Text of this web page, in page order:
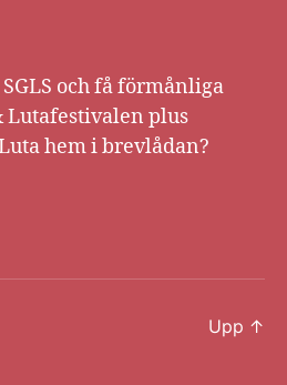
och få förmånliga
Lutafestivalen plus
hem i brevlådan?
Upp ↑